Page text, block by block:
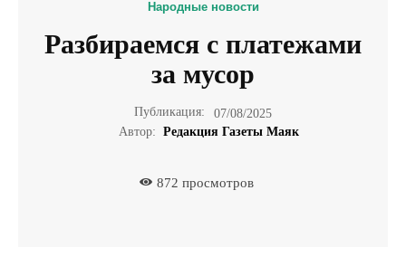
Народные новости
Разбираемся с платежами
за мусор
Публикация:
07/08/2025
Автор: Редакция Газеты Маяк
872 просмотров